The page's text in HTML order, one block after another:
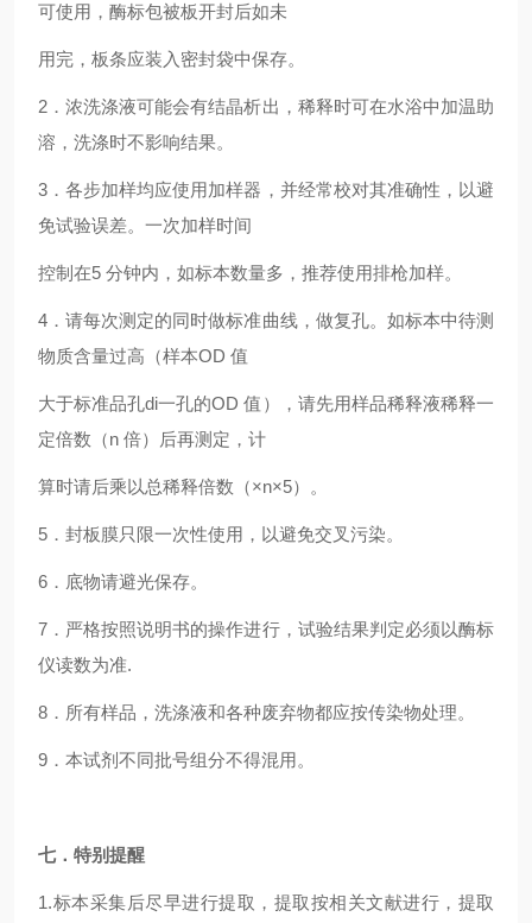
可使用，酶标包被板开封后如未
用完，板条应装入密封袋中保存。
2．浓洗涤液可能会有结晶析出，稀释时可在水浴中加温助
溶，洗涤时不影响结果。
3．各步加样均应使用加样器，并经常校对其准确性，以避
免试验误差。一次加样时间
控制在5 分钟内，如标本数量多，推荐使用排枪加样。
4．请每次测定的同时做标准曲线，做复孔。如标本中待测
物质含量过高（样本OD 值
大于标准品孔di一孔的OD 值），请先用样品稀释液稀释一
定倍数（n 倍）后再测定，计
算时请后乘以总稀释倍数（×n×5）。
5．封板膜只限一次性使用，以避免交叉污染。
6．底物请避光保存。
7．严格按照说明书的操作进行，试验结果判定必须以酶标
仪读数为准.
8．所有样品，洗涤液和各种废弃物都应按传染物处理。
9．本试剂不同批号组分不得混用。
七．特别提醒
1.标本采集后尽早进行提取，提取按相关文献进行，提取